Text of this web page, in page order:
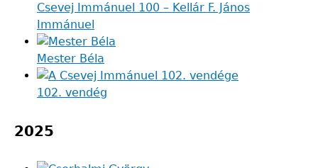
Csevej Immánuel 100 – Kellár F. János
Immánuel
Mester Béla
102. vendég
2025